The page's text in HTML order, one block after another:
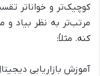
کوچیک‌تر و خواناتر
مرتب‌تر به نظر بیاد و
کنه. مثلاً:
آموزش بازاریابی